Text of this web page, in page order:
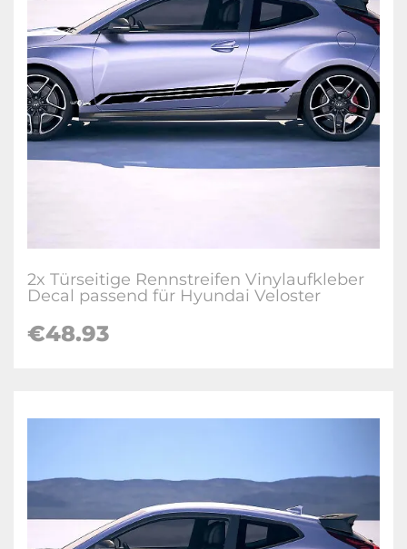
2x Türseitige Rennstreifen Vinylaufkleber
Decal passend für Hyundai Veloster
€48.93